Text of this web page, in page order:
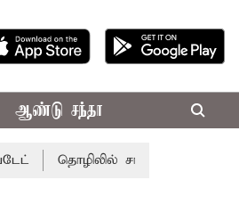
ஆண்டு சந்தா
தொழிலில் சாதனை படைக்க